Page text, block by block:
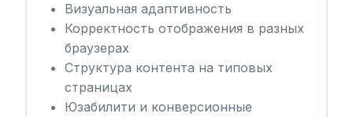
Визуальная адаптивность
Корректность отображения в разных
браузерах
Структура контента на типовых
страницах
Юзабилити и конверсионные